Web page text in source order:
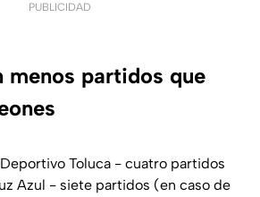
PUBLICIDAD
menos partidos que
Toluca - cuatro partidos
Azul - siete partidos (en caso de